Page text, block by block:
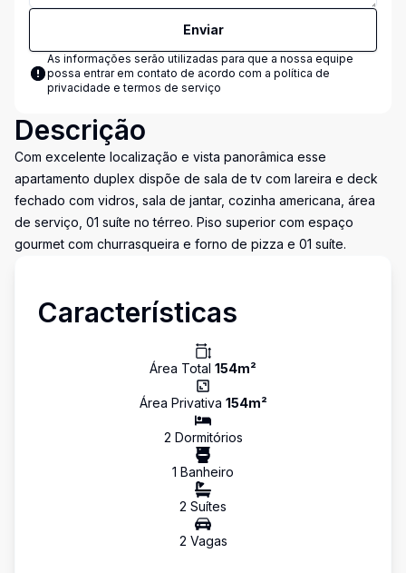
Enviar
As informações serão utilizadas para que a nossa equipe
possa entrar em contato de acordo com a política de
privacidade e termos de serviço
Descrição
Com excelente localização e vista panorâmica esse
apartamento duplex dispõe de sala de tv com lareira e deck
fechado com vidros, sala de jantar, cozinha americana, área
de serviço, 01 suíte no térreo. Piso superior com espaço
gourmet com churrasqueira e forno de pizza e 01 suíte.
Características
Área Total 154m²
Área Privativa 154m²
2 Dormitórios
1 Banheiro
2 Suítes
2 Vagas